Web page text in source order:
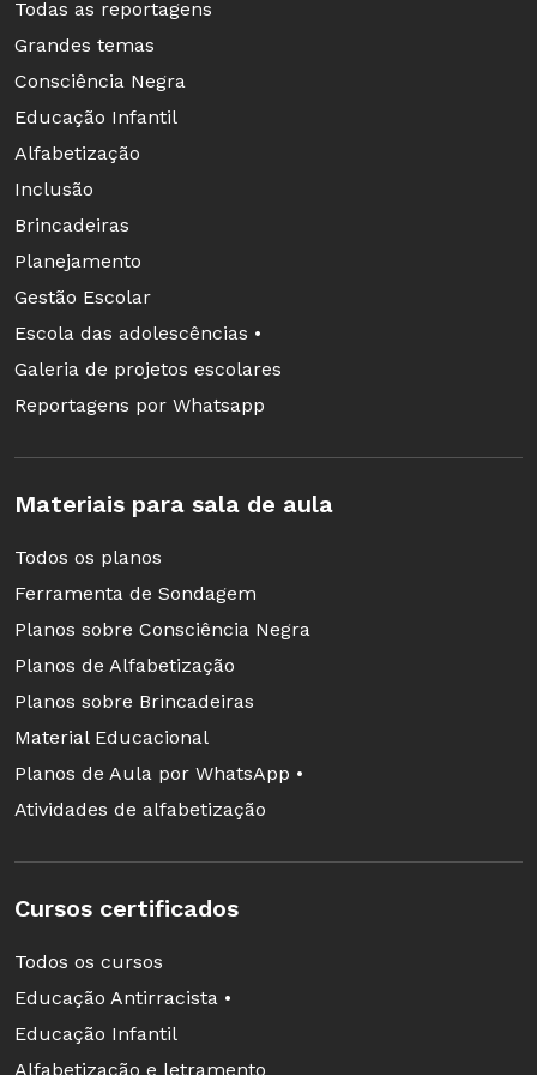
Todas as reportagens
Grandes temas
Consciência Negra
Educação Infantil
Alfabetização
Inclusão
Brincadeiras
Planejamento
Gestão Escolar
Escola das adolescências •
Galeria de projetos escolares
Reportagens por Whatsapp
Materiais para sala de aula
Todos os planos
Ferramenta de Sondagem
Planos sobre Consciência Negra
Planos de Alfabetização
Planos sobre Brincadeiras
Material Educacional
Planos de Aula por WhatsApp •
Atividades de alfabetização
Cursos certificados
Todos os cursos
Educação Antirracista •
Educação Infantil
Alfabetização e letramento